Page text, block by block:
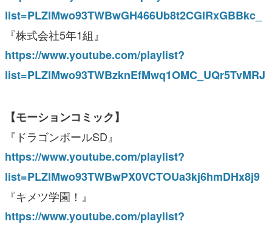
list=PLZlMwo93TWBwGH466Ub8t2CGIRxGBBkc_
『株式会社5年1組』
https://www.youtube.com/playlist?
list=PLZlMwo93TWBzknEfMwq1OMC_UQr5TvMRJ
【モーションコミック】
『ドラゴンボールSD』
https://www.youtube.com/playlist?
list=PLZlMwo93TWBwPX0VCTOUa3kj6hmDHx8j9
『キメツ学園！』
https://www.youtube.com/playlist?